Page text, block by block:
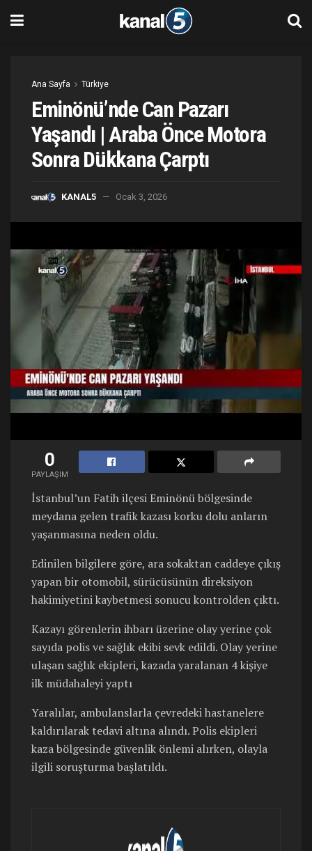
Ana Sayfa Türkiye
Eminönü’nde Can Pazarı
Yaşandı | Araba Önce Motora
Sonra Dükkana Çarptı
KANAL5 Ocak 3, 2026
0
PAYLAŞIM
İstanbul’un Fatih ilçesi Eminönü bölgesinde
meydana gelen trafik kazası korku dolu anların
yaşanmasına neden oldu.
Edinilen bilgilere göre, ara sokaktan caddeye çıkış
yapan bir otomobil, sürücüsünün direksiyon
hakimiyetini kaybetmesi sonucu kontrolden çıktı.
Kazayı görenlerin ihbarı üzerine olay yerine çok
sayıda polis ve sağlık ekibi sevk edildi. Olay yerine
ulaşan sağlık ekipleri, kazada yaralanan 4 kişiye
ilk müdahaleyi yaptı
Yaralılar, ambulanslarla çevredeki hastanelere
kaldırılarak tedavi altına alındı. Polis ekipleri
kaza bölgesinde güvenlik önlemi alırken, olayla
ilgili soruşturma başlatıldı.